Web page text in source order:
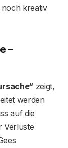
noch kreativ
–
zeigt,
werden
auf die
Verluste